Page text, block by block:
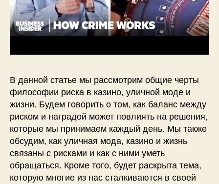
В данной статье мы рассмотрим общие черты
философии риска в казино, уличной моде и
жизни. Будем говорить о том, как баланс между
риском и наградой может повлиять на решения,
которые мы принимаем каждый день. Мы также
обсудим, как уличная мода, казино и жизнь
связаны с рисками и как с ними уметь
обращаться. Кроме того, будет раскрыта тема,
которую многие из нас сталкиваются в своей